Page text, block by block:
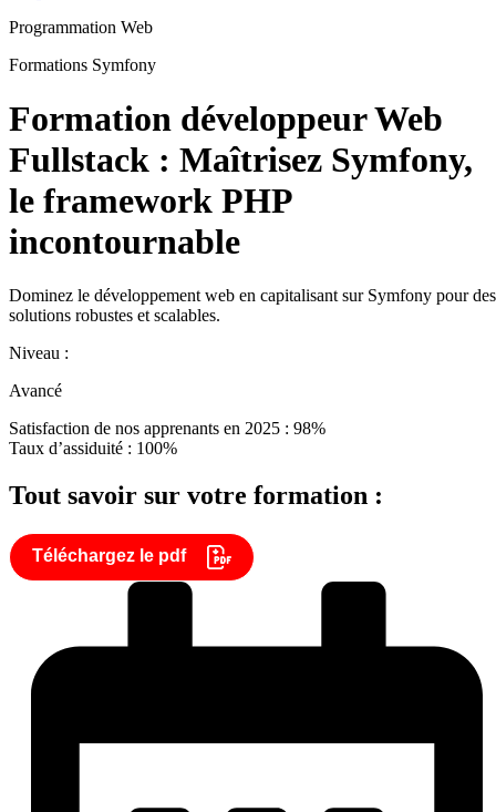
Programmation Web
Formations Symfony
Formation développeur Web
Fullstack : Maîtrisez Symfony,
le framework PHP
incontournable
Dominez le développement web en capitalisant sur Symfony pour des
solutions robustes et scalables.
Niveau :
Avancé
Satisfaction de nos apprenants en 2025 : 98%
Taux d’assiduité : 100%
Tout savoir sur votre formation :
Téléchargez le pdf